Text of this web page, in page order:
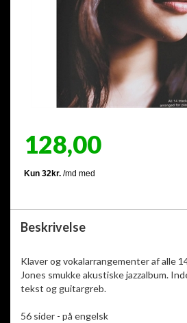
128,00
Beskrivelse
Klaver og vokalarrangementer af alle
Jones smukke akustiske jazzalbum.
tekst og guitargreb.
56 sider - på engelsk